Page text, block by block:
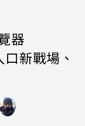
器
新戰場、